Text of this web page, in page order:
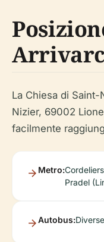
La Chiesa di
Nizier, 69002
facilmente
Metro:
Pradel
Autobus: